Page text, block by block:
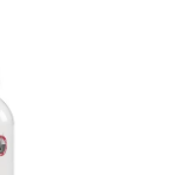
Melilotus
Aspartic Acid,
Valine, PCA,
Propylene Glycol,
Ionone,